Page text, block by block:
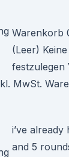
Warenkorb
(Leer)
festzulegen
MwSt.
i’ve already
and 5